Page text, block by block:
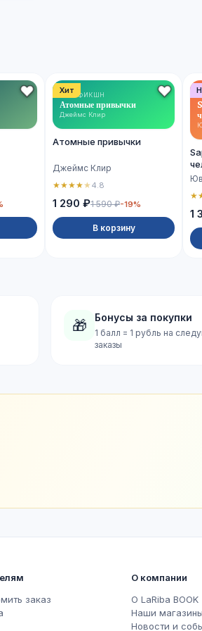
Хит
НОН-ФИКШН
Атомные привычки
Джеймс Клир
Атомные привычки
Джеймс Клир
★★★★★4.8
1 290 ₽1 590 ₽-19%
В корзину
★
1
🎁 Бонусы за покупки
1 балл = 1 рубль на
заказы
заказ
О компании
О LaRiba BOOK
Наши магазины
Новости и